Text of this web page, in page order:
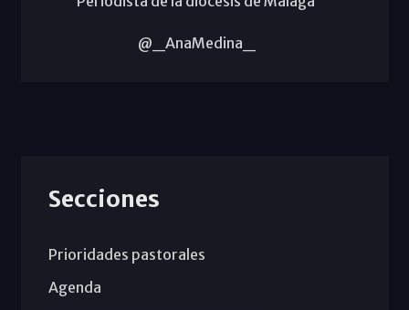
@_AnaMedina_
Secciones
Prioridades pastorales
Agenda